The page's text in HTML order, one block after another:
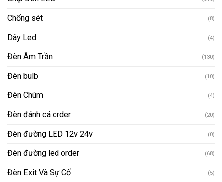
Chống sét (8)
Dây Led (4)
Đèn Âm Trần (130)
Đèn bulb (10)
Đèn Chùm (4)
Đèn đánh cá order (20)
Đèn đường LED 12v 24v (0)
Đèn đường led order (68)
Đèn Exit Và Sự Cố (5)